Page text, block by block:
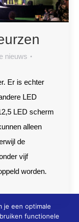
nieuws
Er is echter
LED
LED scherm
alleen
de
vijf
worden.
je een optimale
functionele